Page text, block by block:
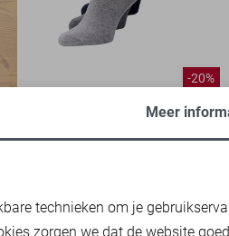
-20%
JACK & JONES ACCESSOIRE
10,40 12,99
ACCESSOIRES JACK & JONES
Meer
technieken om je
zorgen we dat de website goed